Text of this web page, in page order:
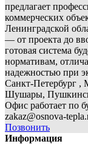
предлагает
коммерческих
Ленинградской
— от проекта до
готовая система
нормативам,
надежностью при
Санкт-Петербург ,
Шушары,
Офис работает по
zakaz@osnova-
Позвонить
Информация